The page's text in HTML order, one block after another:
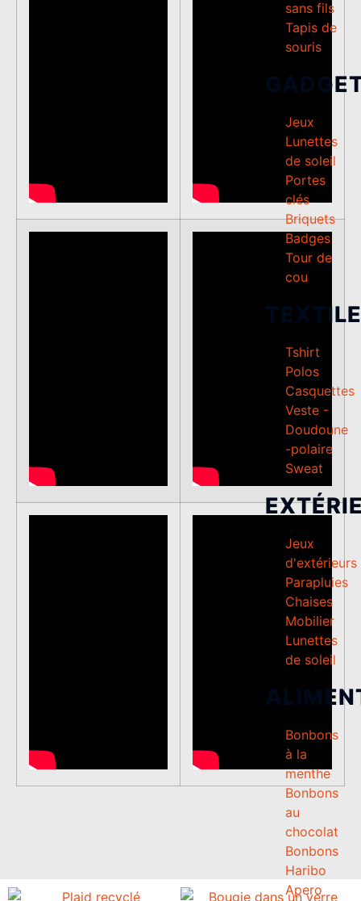
sans fils
Tapis de
souris
Jeux
Lunettes
de soleil
Portes
clés
Briquets
Badges
Tour de
cou
TEXTILE
Tshirt
Polos
Casquettes
Veste -
Doudoune
-polaire
Sweat
Jeux
d'extérieurs
Parapluies
Chaises
Mobilier
Lunettes
de soleil
Bonbons
à la
menthe
Bonbons
au
chocolat
Bonbons
Haribo
Apero